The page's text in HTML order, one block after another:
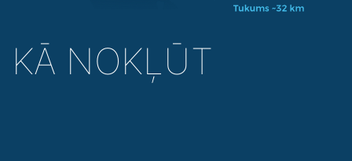
KĀ NOKĻŪT